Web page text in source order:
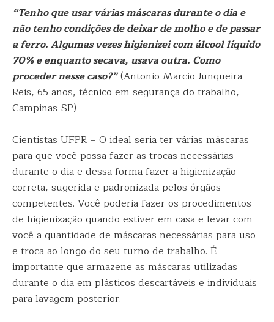
“Tenho que usar várias máscaras durante o dia e
não tenho condições de deixar de molho e de passar
a ferro. Algumas vezes higienizei com álcool líquido
70% e enquanto secava, usava outra. Como
proceder nesse caso?”(Antonio Marcio Junqueira
Reis, 65 anos, técnico em segurança do trabalho,
Campinas-SP)
Cientistas UFPR – O ideal seria ter várias máscaras
para que você possa fazer as trocas necessárias
durante o dia e dessa forma fazer a higienização
correta, sugerida e padronizada pelos órgãos
competentes. Você poderia fazer os procedimentos
de higienização quando estiver em casa e levar com
você a quantidade de máscaras necessárias para uso
e troca ao longo do seu turno de trabalho. É
importante que armazene as máscaras utilizadas
durante o dia em plásticos descartáveis e individuais
para lavagem posterior.